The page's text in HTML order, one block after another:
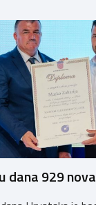
listopada 2026. u
uvodno
24.
radionice te
dana 929